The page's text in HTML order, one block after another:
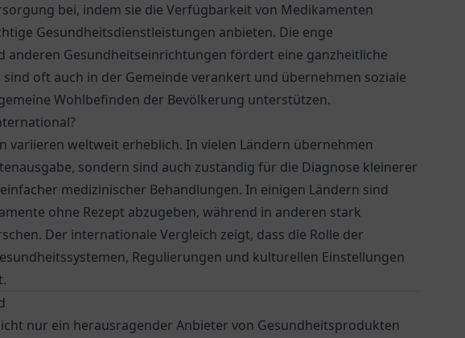
bei, indem sie die Verfügbarkeit von Medikamenten
Gesundheitsdienstleistungen anbieten. Die enge
anderen Gesundheitseinrichtungen fördert eine ganzheitliche
oft auch in der Gemeinde verankert und übernehmen soziale
Wohlbefinden der Bevölkerung unterstützen.
variieren weltweit erheblich. In vielen Ländern übernehmen
sondern sind auch zuständig für die Diagnose kleinerer
medizinischer Behandlungen. In einigen Ländern sind
ohne Rezept abzugeben, während in anderen stark
Der internationale Vergleich zeigt, dass die Rolle der
Regulierungen und kulturellen Einstellungen
nur ein herausragender Anbieter von Gesundheitsprodukten